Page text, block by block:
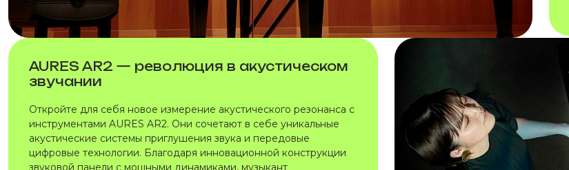
AURES AR2 — революция в акустическом
звучании
Откройте для себя новое измерение акустического резонанса с
инструментами AURES AR2. Они сочетают в себе уникальные
акустические системы приглушения звука и передовые
цифровые технологии. Благодаря инновационной конструкции
звуковой панели с мощными динамиками, музыкант